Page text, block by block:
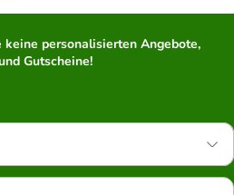
keine personalisierten Angebote,
Gutscheine!